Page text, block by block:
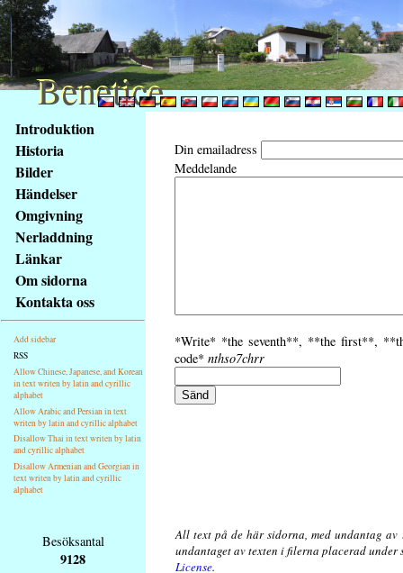
obsah
stránky
Klávesové
zkratky
tomto
webu
základní
Hlavní
strana
Introduktion
Historia
Bilder
Händelser
Omgivning
Nerladdning
Länkar
Om sidorna
Kontakta oss
Add sidebar
RSS
Allow Chinese, Japanese, and Korean
in text writen by latin and cyrillic
alphabet
Allow Arabic and Persian in text
writen by latin and cyrillic alphabet
Disallow Thai in text writen by latin
and cyrillic alphabet
Disallow Armenian and Georgian in
text writen by latin and cyrillic
alphabet
Din emailadress
Meddelande
*Write* *the seventh**, **the first**,
code* nthso7chrr
Besöksantal
9128
All text på de här sidorna, med undantag av
undantaget av texten i filerna placerad
License.
Benetice
Benetice